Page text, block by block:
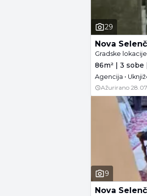
29
Nova
Gradske
86m² | 3 sobe
Agencija •
Ažurirano
9
Nova